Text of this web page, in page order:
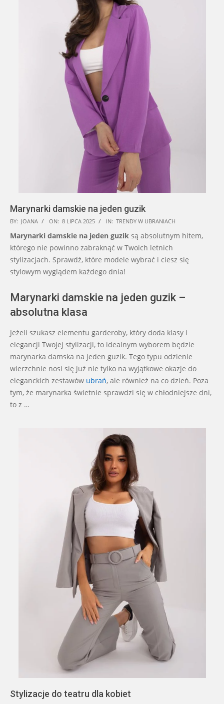
Marynarki damskie na jeden guzik
2025-
07-
08
BY: JOANA ON: 8 LIPCA 2025 IN: TRENDY W UBRANIACH
Marynarki damskie na jeden guzik są absolutnym hitem,
którego nie powinno zabraknąć w Twoich letnich
stylizacjach. Sprawdź, które modele wybrać i ciesz się
stylowym wyglądem każdego dnia!
Marynarki damskie na jeden guzik –
absolutna klasa
Jeżeli szukasz elementu garderoby, który doda klasy i
elegancji Twojej stylizacji, to idealnym wyborem będzie
marynarka damska na jeden guzik. Tego typu odzienie
wierzchnie nosi się już nie tylko na wyjątkowe okazje do
eleganckich zestawów ubrań, ale również na co dzień. Poza
tym, że marynarka świetnie sprawdzi się w chłodniejsze dni,
to z …
Stylizacje do teatru dla kobiet